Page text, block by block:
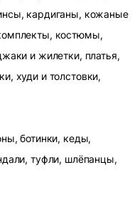
кардиганы, кожаные
костюмы,
и жилетки, платья,
худи и толстовки,
ботинки, кеды,
туфли, шлёпанцы,